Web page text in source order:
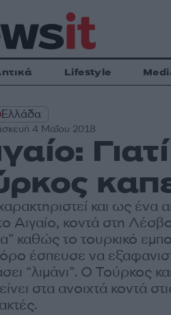
Lifestyle
Ελλάδα
4 Μαΐου 2018
και ως ένα
Αιγαίο, κοντά στη
καθώς το τουρκικό
έσπευσε να
“λιμάνι”. Ο Τούρκος
στα ανοιχτά κοντά
ακτές.